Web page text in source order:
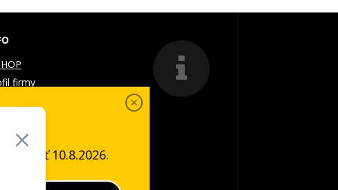
firmy
a platba
podmienky
a COOKIES
10.8.2026.